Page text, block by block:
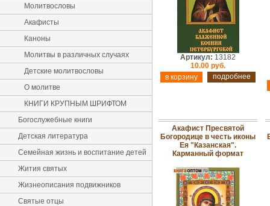
Молитвословы
Акафисты
Каноны
Молитвы в различных случаях
Детские молитвословы
О молитве
КНИГИ КРУПНЫМ ШРИФТОМ
Богослужебные книги
Детская литература
Семейная жизнь и воспитание детей
Жития святых
Жизнеописания подвижников
Святые отцы
Артикул: 13182
10.00 руб.
подробнее
Акафист Пресвятой
Богородице в честь иконы
Ея "Казанская".
Карманный формат